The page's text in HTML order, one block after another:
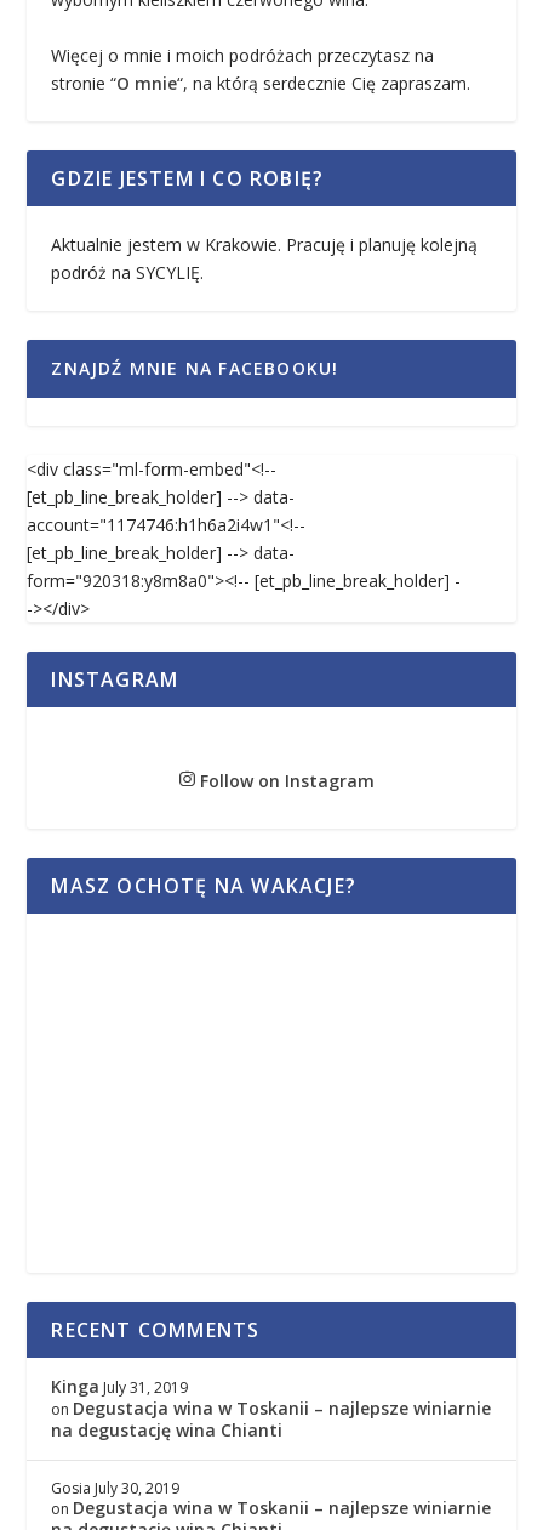
Więcej o mnie i moich podróżach przeczytasz na
stronie “O mnie“, na którą serdecznie Cię zapraszam.
GDZIE JESTEM I CO ROBIĘ?
Aktualnie jestem w Krakowie. Pracuję i planuję kolejną
podróż na SYCYLIĘ.
ZNAJDŹ MNIE NA FACEBOOKU!
<div class="ml-form-embed"<!--
[et_pb_line_break_holder] --> data-
account="1174746:h1h6a2i4w1"<!--
[et_pb_line_break_holder] --> data-
form="920318:y8m8a0"><!-- [et_pb_line_break_holder] -
-></div>
INSTAGRAM
Follow on Instagram
MASZ OCHOTĘ NA WAKACJE?
RECENT COMMENTS
Kinga July 31, 2019
on Degustacja wina w Toskanii – najlepsze winiarnie
na degustację wina Chianti
Gosia July 30, 2019
on Degustacja wina w Toskanii – najlepsze winiarnie